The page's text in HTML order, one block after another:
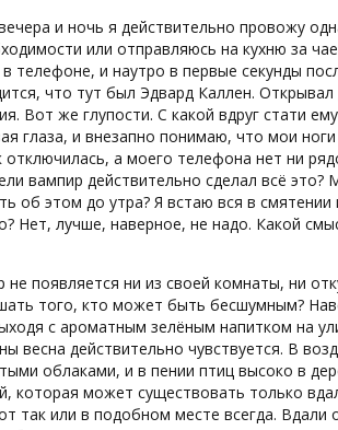
и ночь я действительно провожу
или отправляюсь на кухню за
телефоне, и наутро в первые секунды
что тут был Эдвард Каллен. Открывал
Вот же глупости. С какой вдруг стати ему
глаза, и внезапно понимаю, что мои
а моего телефона нет ни
вампир действительно сделал всё это?
об этом до утра? Я встаю вся в смятении
Нет, лучше, наверное, не надо. Какой
появляется ни из своей комнаты, ни
того, кто может быть бесшумным?
с ароматным зелёным напитком на
весна действительно чувствуется. В
облаками, и в пении птиц высоко в
которая может существовать только
так или в подобном месте всегда. Вдали